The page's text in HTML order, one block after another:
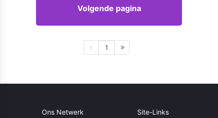
Volgende pagina
1
Ons Netwerk Site-Links